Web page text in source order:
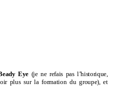
Eye (je ne refais pas l’historique,
plus sur la formation du groupe), et